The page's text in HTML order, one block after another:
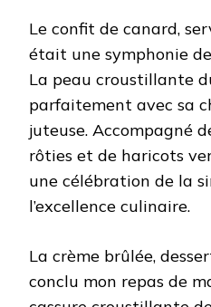
Le confit de canard,
était une symphonie
La peau croustillante
parfaitement avec sa
juteuse. Accompagné
rôties et de haricots
une célébration de la
l’excellence culinaire.
La crème brûlée,
conclu mon repas de